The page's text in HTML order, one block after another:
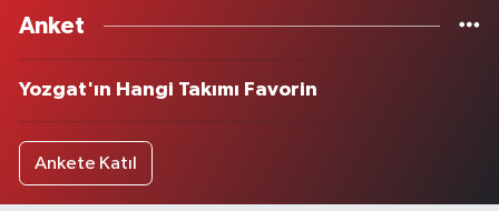
Anket
Yozgat'ın Hangi Takımı Favorin
Ankete Katıl